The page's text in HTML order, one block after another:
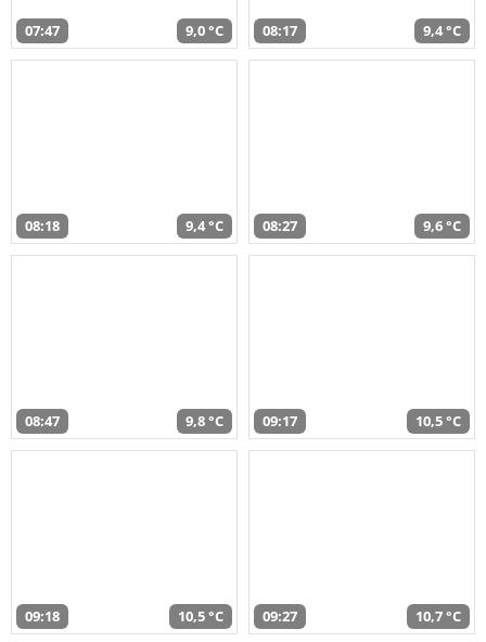
07:47 9,0 °C 08:17 9,4 °C
08:18 9,4 °C 08:27 9,6 °C
08:47 9,8 °C 09:17 10,5 °C
09:18 10,5 °C 09:27 10,7 °C